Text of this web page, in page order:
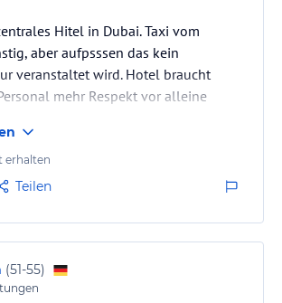
Hitel in Dubai. Taxi vom
aber aufpsssen das kein
veranstaltet wird. Hotel braucht
mehr Respekt vor alleine
erhalten
Teilen
(51-55)